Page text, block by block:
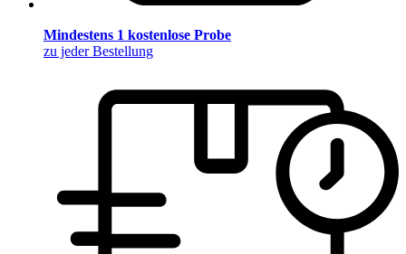
Mindestens 1 kostenlose Probe
zu jeder Bestellung